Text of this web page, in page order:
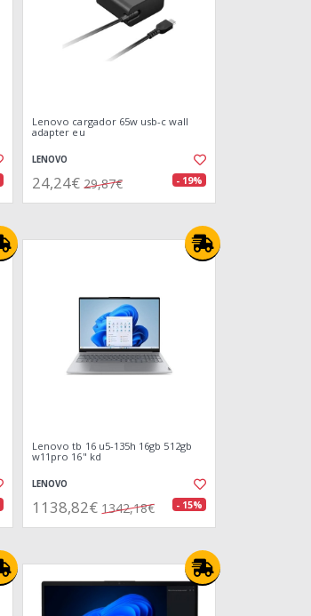
Lenovo cargador 65w usb-c wall
adapter eu
LENOVO
24,24€ 29,87€ - 19%
Lenovo tb 16 u5-135h 16gb 512gb
w11pro 16" kd
LENOVO
1138,82€ 1342,18€ - 15%